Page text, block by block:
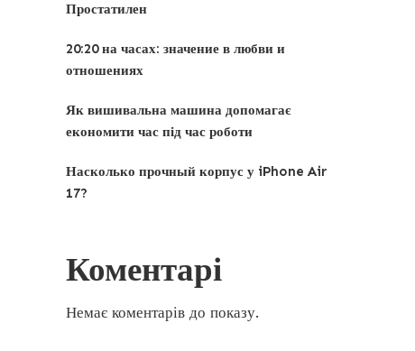
Простатилен
20:20 на часах: значение в любви и
отношениях
Як вишивальна машина допомагає
економити час під час роботи
Насколько прочный корпус у iPhone Air
17?
Коментарі
Немає коментарів до показу.